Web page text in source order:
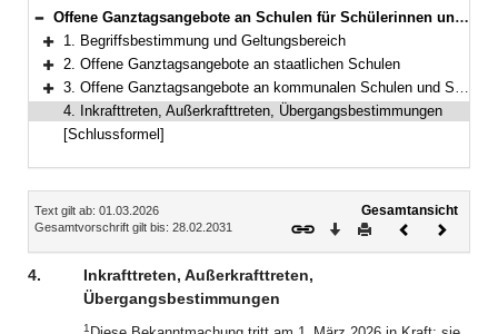
Bereich reduzieren
Offene Ganztagsangebote an Schulen für Schülerinnen und Schüler der Jahrgangsstufen 1 bis 4
Bereich erweitern
1. Begriffsbestimmung und Geltungsbereich
Bereich erweitern
2. Offene Ganztagsangebote an staatlichen Schulen
Bereich erweitern
3. Offene Ganztagsangebote an kommunalen Schulen und Schulen in freier Trägerschaft
4. Inkrafttreten, Außerkrafttreten, Übergangsbestimmungen
[Schlussformel]
Inhalt
Text gilt ab: 01.03.2026
Gesamtvorschrift gilt bis: 28.02.2031
Gesamtansicht
Download
DruckenVorheriges
4.
Inkrafttreten, Außerkrafttreten,
Übergangsbestimmungen
1